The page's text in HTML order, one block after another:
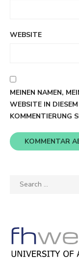
WEBSITE
MEINEN NAMEN,
WEBSITE IN
KOMMENTIERUNG
Search